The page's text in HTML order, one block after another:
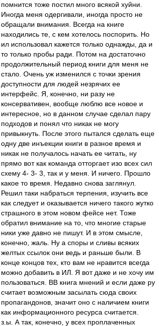
помнится тоже постил много всякой хуйни.
Иногда меня одергивали, иногда просто не
обращали внимания. Всегда на книге
находились те, с кем хотелось поспорить. Но
ил использовал кажется только однажды, да и
то только пробы ради. Потом на достаточно
продолжительный период книги для меня не
стало. Очень уж изменился с точки зрения
доступности для людей незрячих ее
интерфейс. Я, конечно, ни разу не
консервативен, вообще люблю все новое и
интересное, но в данном случае сделал пару
подходов и понял что никак не могу
привыкнуть. После этого пытался сделать еще
одну две инъекции книги в разное время и
никак не получалось начать ее читать, ну
прямо вот как команда отторгает изо всех сил
схему 4- 3- 3, так и у меня. И ничего. Прошло
какое то время. Недавно снова заглянул.
Решил таки набраться терпения, изучить все
как следует и оказывается ничего такого жутко
страшного в этом новом фейсе нет. Тоже
обратил внимание на то, что многие старые
ники уже давно не пишут. И в этом смысле,
конечно, жаль. Ну а споры и сливы всяких
желтых ссылок они ведь и раньше были. В
конце концов тех, кто вам не нравится всегда
можно добавить в ИЛ. Я вот даже и не хочу им
пользоваться. ВВ книга мнений и если даже ру
считает возможным засылать сюда своих
пропагандонов, значит оно с наличием книги
как информационного ресурса считается.
з.ы. А так, конечно, у всех проплаченных